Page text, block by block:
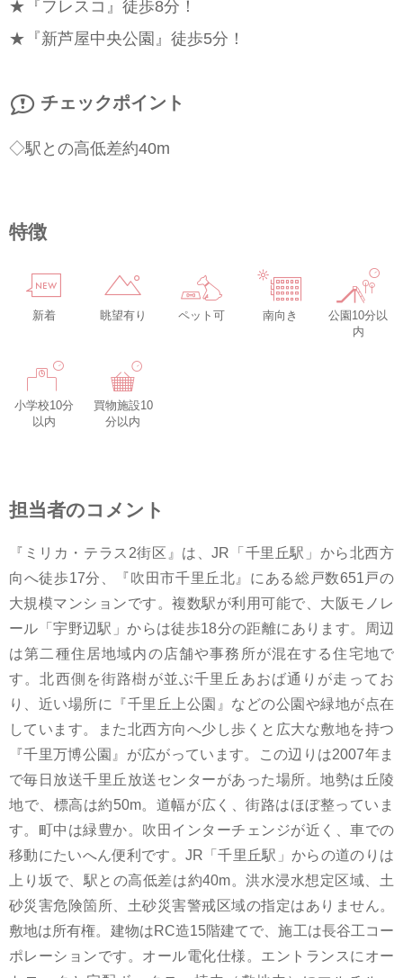
★『フレスコ』徒歩8分！
★『新芦屋中央公園』徒歩5分！
チェックポイント
◇駅との高低差約40m
特徴
新着 眺望有り ペット可 南向き
公園10分以
内
小学校10分
以内
買物施設10
分以内
担当者のコメント
『ミリカ・テラス2街区』は、JR「千里丘駅」から北西方
向へ徒歩17分、『吹田市千里丘北』にある総戸数651戸の
大規模マンションです。複数駅が利用可能で、大阪モノレ
ール「宇野辺駅」からは徒歩18分の距離にあります。周辺
は第二種住居地域内の店舗や事務所が混在する住宅地で
す。北西側を街路樹が並ぶ千里丘あおば通りが走ってお
り、近い場所に『千里丘上公園』などの公園や緑地が点在
しています。また北西方向へ少し歩くと広大な敷地を持つ
『千里万博公園』が広がっています。この辺りは2007年ま
で毎日放送千里丘放送センターがあった場所。地勢は丘陵
地で、標高は約50m。道幅が広く、街路はほぼ整っていま
す。町中は緑豊か。吹田インターチェンジが近く、車での
移動にたいへん便利です。JR「千里丘駅」からの道のりは
上り坂で、駅との高低差は約40m。洪水浸水想定区域、土
砂災害危険箇所、土砂災害警戒区域の指定はありません。
敷地は所有権。建物はRC造15階建てで、施工は長谷工コー
ポレーションです。オール電化仕様。エントランスにオー